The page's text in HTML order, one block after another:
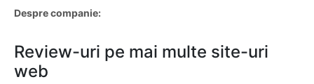
Despre companie:
Review-uri pe mai multe site-uri
web